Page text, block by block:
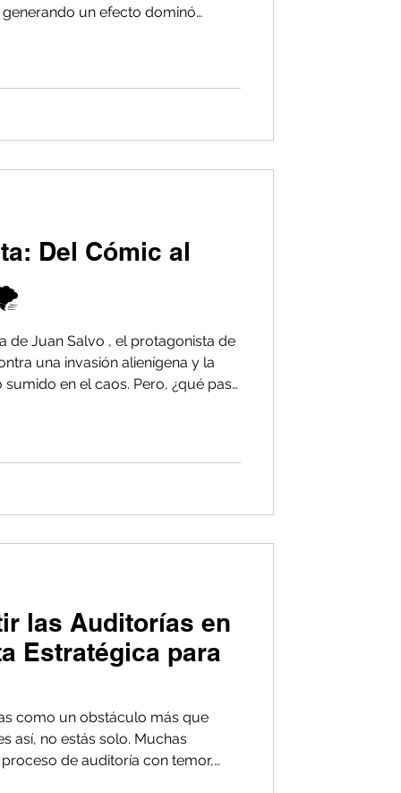
un efecto dominó
ruta práctica. White Hat S
Del Cómic al
de Juan Salvo , el protagonista de
una invasión alienígena y la
en el caos. Pero, ¿qué pasa
las Auditorías en
Estratégica para
como un obstáculo más que
así, no estás solo. Muchas
de auditoría con temor,